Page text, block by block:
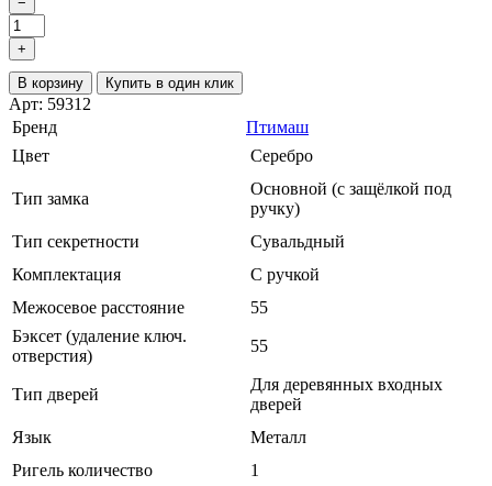
+
В корзину Купить в один клик
Арт: 59312
Бренд
Птимаш
Цвет
Серебро
Тип замка
Основной (с защёлкой под
ручку)
Тип секретности
Сувальдный
Комплектация
С ручкой
Межосевое расстояние
55
Бэксет (удаление ключ.
отверстия)
55
Тип дверей
Для деревянных входных
дверей
Язык
Металл
Ригель количество
1